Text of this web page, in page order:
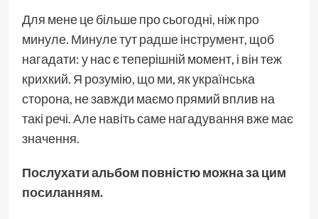
Для мене це більше про сьогодні, ніж про
минуле. Минуле тут радше інструмент, щоб
нагадати: у нас є теперішній момент, і він теж
крихкий. Я розумію, що ми, як українська
сторона, не завжди маємо прямий вплив на
такі речі. Але навіть саме нагадування вже має
значення.
Послухати альбом повністю можна за цим
посиланням.